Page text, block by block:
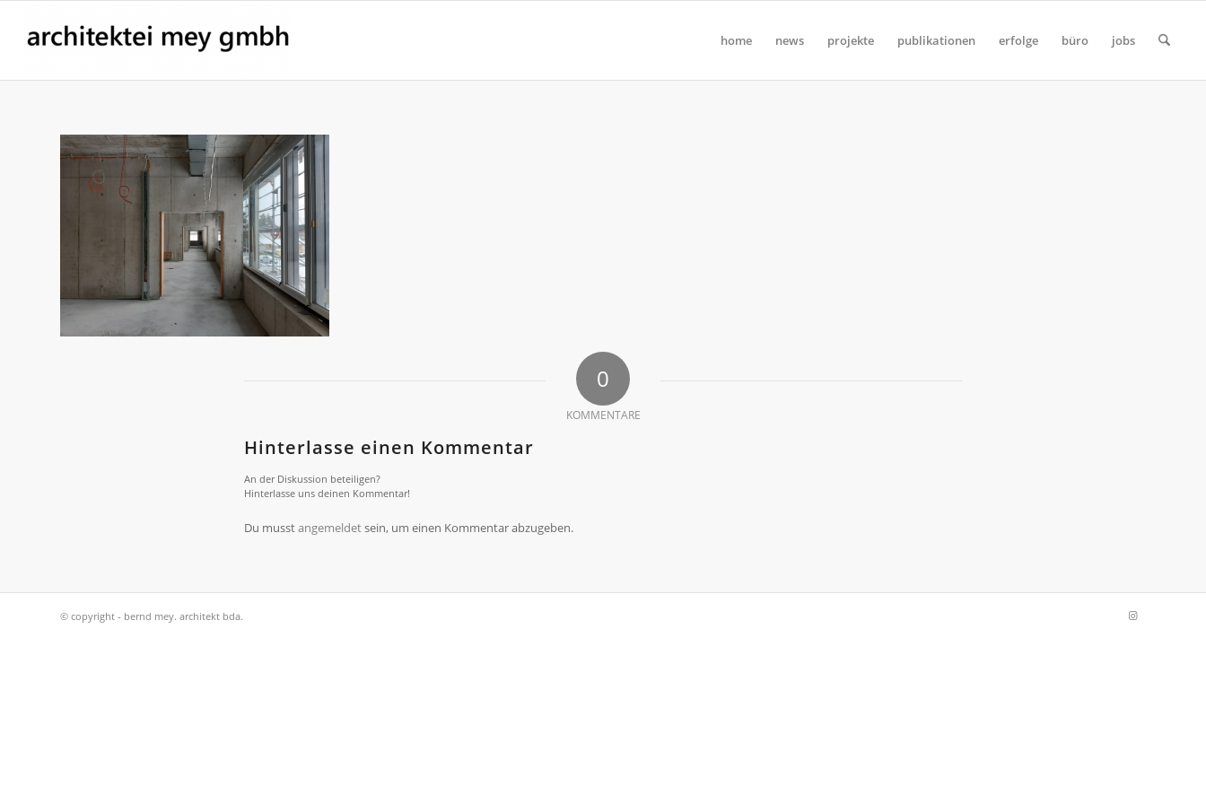
home news projekte publikationen erfolge büro jobs
0
KOMMENTARE
Hinterlasse einen Kommentar
An der Diskussion beteiligen?
Hinterlasse uns deinen Kommentar!
Du musstangemeldetsein, um einen Kommentar abzugeben.
© copyright - bernd mey. architekt bda.